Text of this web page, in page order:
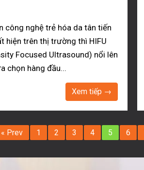
công nghệ trẻ hóa da tân tiến
hiện trên thị trường thì HIFU
Focused Ultrasound) nổi lên
chọn hàng đầu...
Xem tiếp →
« Prev 1 2 3 4 5 6